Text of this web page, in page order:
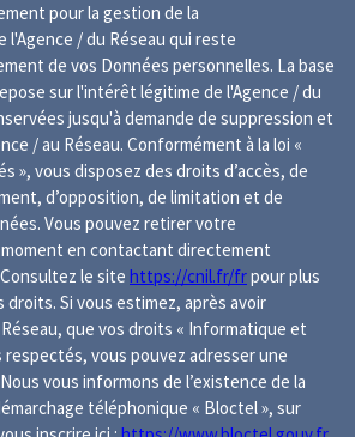
pour la gestion de la
/ du Réseau qui reste
de vos Données personnelles. La base
sur l'intérêt légitime de l'Agence / du
jusqu'à demande de suppression et
/ au Réseau. Conformément à la loi «
», vous disposez des droits d’accès, de
d’opposition, de limitation et de
Vous pouvez retirer votre
en contactant directement
le site https://cnil.fr/frpour plus
droits. Si vous estimez, après avoir
que vos droits « Informatique et
respectés, vous pouvez adresser une
vous informons de l’existence de la
téléphonique « Bloctel », sur